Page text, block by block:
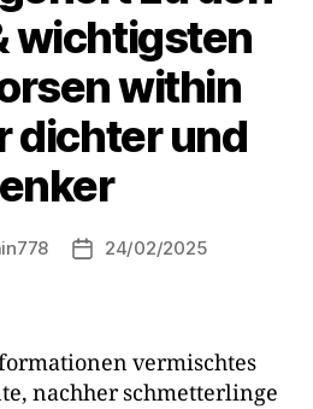
wichtigsten
within
dichter und
24/02/2025
vermischtes
nachher schmetterlinge